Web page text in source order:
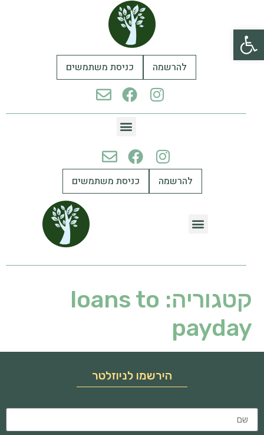
פתח סרגל נגישות
להרשמה כניסת משתמשים
להרשמה כניסת משתמשים
קטגוריה: loans to
payday
הירשמו לניוזלטר